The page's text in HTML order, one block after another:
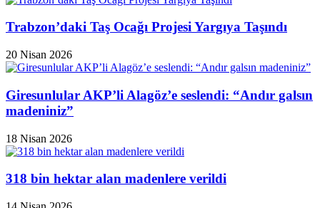
Trabzon’daki Taş Ocağı Projesi Yargıya Taşındı
20 Nisan 2026
Giresunlular AKP’li Alagöz’e seslendi: “Andır galsın
madeniniz”
18 Nisan 2026
318 bin hektar alan madenlere verildi